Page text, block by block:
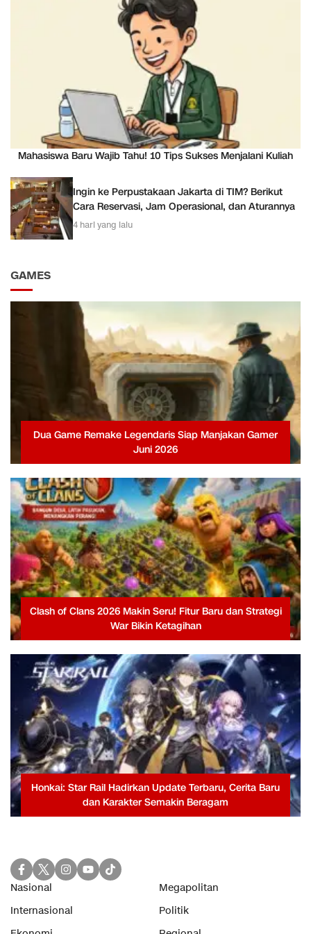
Mahasiswa Baru Wajib Tahu! 10 Tips Sukses Menjalani Kuliah
Ingin ke Perpustakaan Jakarta di TIM? Berikut
Cara Reservasi, Jam Operasional, dan Aturannya
4 hari yang lalu
GAMES
Dua Game Remake Legendaris Siap Manjakan Gamer
Juni 2026
Clash of Clans 2026 Makin Seru! Fitur Baru dan Strategi
War Bikin Ketagihan
Honkai: Star Rail Hadirkan Update Terbaru, Cerita Baru
dan Karakter Semakin Beragam
Nasional
Megapolitan
Internasional
Politik